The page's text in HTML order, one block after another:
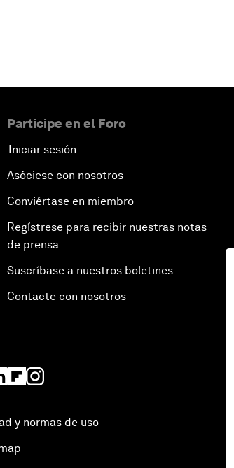
Participe en el Foro
Iniciar sesión
Asóciese con nosotros
Conviértase en miembro
Regístrese para recibir nuestras notas
de prensa
Suscríbase a nuestros boletines
Contacte con nosotros
y normas de uso